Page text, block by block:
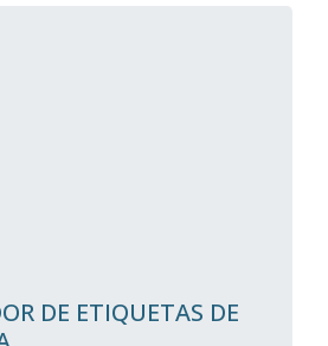
DE ETIQUETAS DE